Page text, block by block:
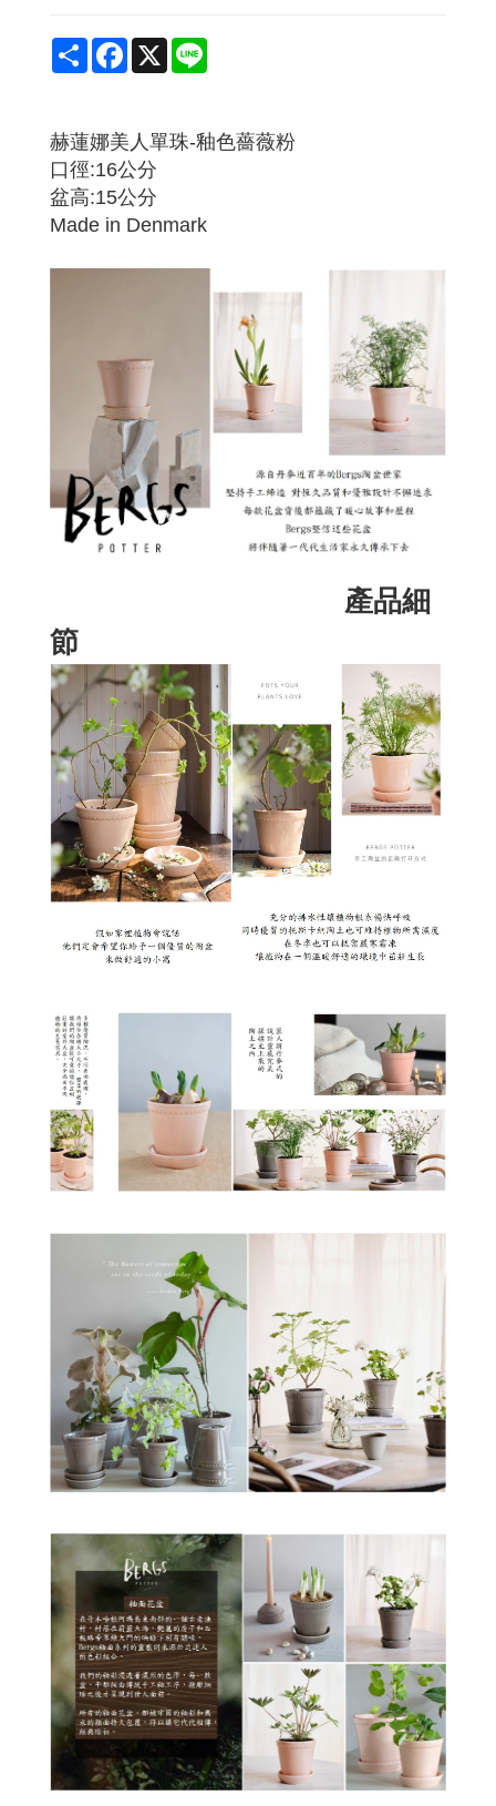
Share Facebook
X
赫蓮娜美人單珠-釉色薔薇粉
口徑:16公分
盆高:15公分
Made in Denmark
產品細
節